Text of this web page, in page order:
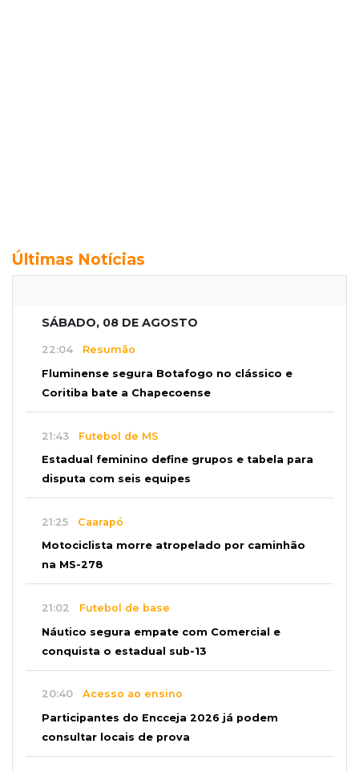
Últimas Notícias
SÁBADO, 08 DE AGOSTO
22:04 Resumão
Fluminense segura Botafogo no clássico e
Coritiba bate a Chapecoense
21:43 Futebol de MS
Estadual feminino define grupos e tabela para
disputa com seis equipes
21:25 Caarapó
Motociclista morre atropelado por caminhão
na MS-278
21:02 Futebol de base
Náutico segura empate com Comercial e
conquista o estadual sub-13
20:40 Acesso ao ensino
Participantes do Encceja 2026 já podem
consultar locais de prova